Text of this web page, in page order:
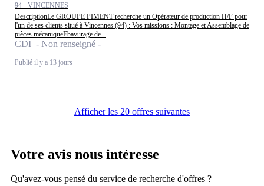
94 - VINCENNES
DescriptionLe GROUPE PIMENT recherche un Opérateur de production H/F pour
l'un de ses clients situé à Vincennes (94) : Vos missions : Montage et Assemblage de
pièces mécaniqueEbavurage de...
CDI - Non renseigné
Publié il y a 13 jours
Afficher les 20 offres suivantes
Votre avis nous intéresse
Qu'avez-vous pensé du service de recherche d'offres ?